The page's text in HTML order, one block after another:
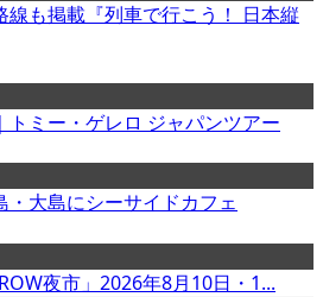
線も掲載『列車で行こう！ 日本縦
トミー・ゲレロ ジャパンツアー
・大島にシーサイドカフェ
夜市」2026年8月10日・1...